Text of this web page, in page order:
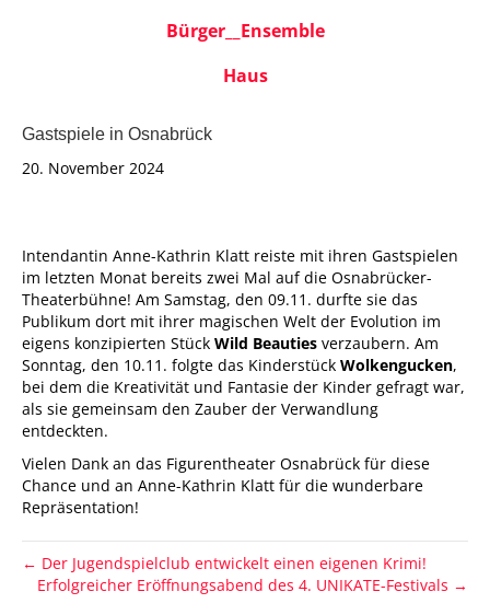
Bürger__Ensemble
Haus
Gastspiele in Osnabrück
20. November 2024
Intendantin Anne-Kathrin Klatt reiste mit ihren Gastspielen
im letzten Monat bereits zwei Mal auf die Osnabrücker-
Theaterbühne! Am Samstag, den 09.11. durfte sie das
Publikum dort mit ihrer magischen Welt der Evolution im
eigens konzipierten Stück Wild Beauties verzaubern. Am
Sonntag, den 10.11. folgte das Kinderstück Wolkengucken,
bei dem die Kreativität und Fantasie der Kinder gefragt war,
als sie gemeinsam den Zauber der Verwandlung
entdeckten.
Vielen Dank an das Figurentheater Osnabrück für diese
Chance und an Anne-Kathrin Klatt für die wunderbare
Repräsentation!
← Der Jugendspielclub entwickelt einen eigenen Krimi!
Erfolgreicher Eröffnungsabend des 4. UNIKATE-Festivals →